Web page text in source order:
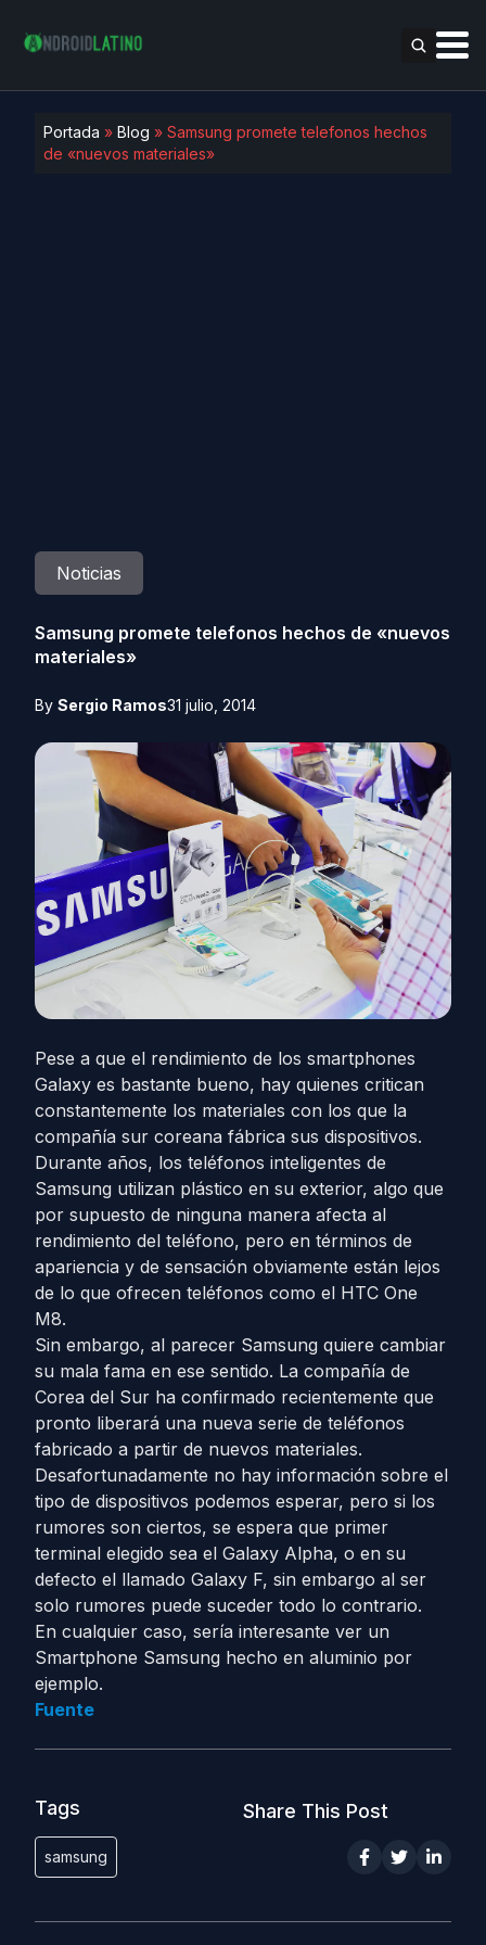
Portada » Blog » Samsung promete telefonos hechos
de «nuevos materiales»
Noticias
Samsung promete telefonos hechos de «nuevos
materiales»
By Sergio Ramos31 julio, 2014
Pese a que el rendimiento de los smartphones
Galaxy es bastante bueno, hay quienes critican
constantemente los materiales con los que la
compañía sur coreana fábrica sus dispositivos.
Durante años, los teléfonos inteligentes de
Samsung utilizan plástico en su exterior, algo que
por supuesto de ninguna manera afecta al
rendimiento del teléfono, pero en términos de
apariencia y de sensación obviamente están lejos
de lo que ofrecen teléfonos como el HTC One
M8.
Sin embargo, al parecer Samsung quiere cambiar
su mala fama en ese sentido. La compañía de
Corea del Sur ha confirmado recientemente que
pronto liberará una nueva serie de teléfonos
fabricado a partir de nuevos materiales.
Desafortunadamente no hay información sobre el
tipo de dispositivos podemos esperar, pero si los
rumores son ciertos, se espera que primer
terminal elegido sea el Galaxy Alpha, o en su
defecto el llamado Galaxy F, sin embargo al ser
solo rumores puede suceder todo lo contrario.
En cualquier caso, sería interesante ver un
Smartphone Samsung hecho en aluminio por
ejemplo.
Fuente
Tags
samsung
Share This Post